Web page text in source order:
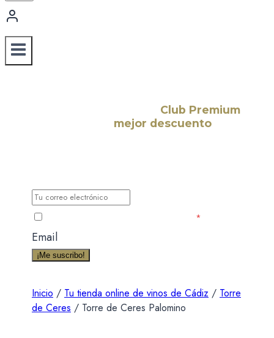
Club Premium
mejor descuento
*
Email
¡Me suscribo!
Inicio / Tu tienda online de vinos de Cádiz / Torre
de Ceres / Torre de Ceres Palomino